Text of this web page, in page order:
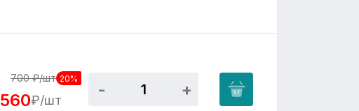
700₽/шт 20%
560₽/шт